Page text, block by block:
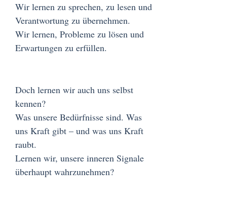
Wir lernen zu sprechen, zu lesen und
Verantwortung zu übernehmen.
Wir lernen, Probleme zu lösen und
Erwartungen zu erfüllen.
Doch lernen wir auch uns selbst
kennen?
Was unsere Bedürfnisse sind. Was
uns Kraft gibt – und was uns Kraft
raubt.
Lernen wir, unsere inneren Signale
überhaupt wahrzunehmen?